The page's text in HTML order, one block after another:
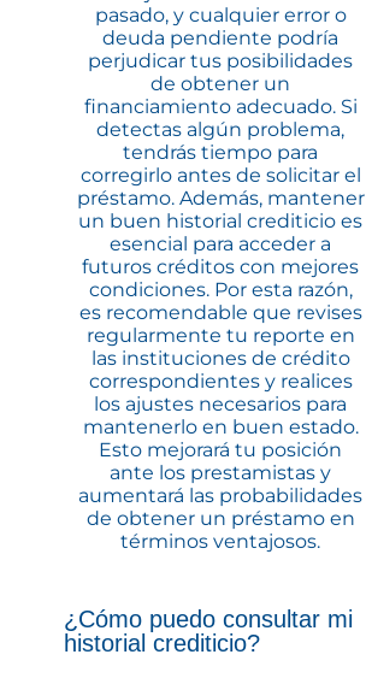
pasado, y cualquier error o
deuda pendiente podría
perjudicar tus posibilidades
de obtener un
financiamiento adecuado. Si
detectas algún problema,
tendrás tiempo para
corregirlo antes de solicitar el
préstamo. Además, mantener
un buen historial crediticio es
esencial para acceder a
futuros créditos con mejores
condiciones. Por esta razón,
es recomendable que revises
regularmente tu reporte en
las instituciones de crédito
correspondientes y realices
los ajustes necesarios para
mantenerlo en buen estado.
Esto mejorará tu posición
ante los prestamistas y
aumentará las probabilidades
de obtener un préstamo en
términos ventajosos.
¿Cómo puedo consultar mi
historial crediticio?